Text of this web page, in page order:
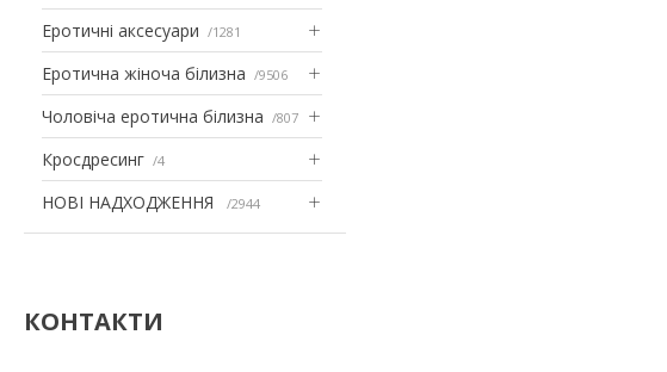
Еротичні аксесуари 1281
Еротична жіноча білизна 9506
Чоловіча еротична білизна 807
Кросдресинг 4
НОВІ НАДХОДЖЕННЯ 2944
КОНТАКТИ